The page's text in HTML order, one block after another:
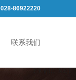
028-86922220
联系我们